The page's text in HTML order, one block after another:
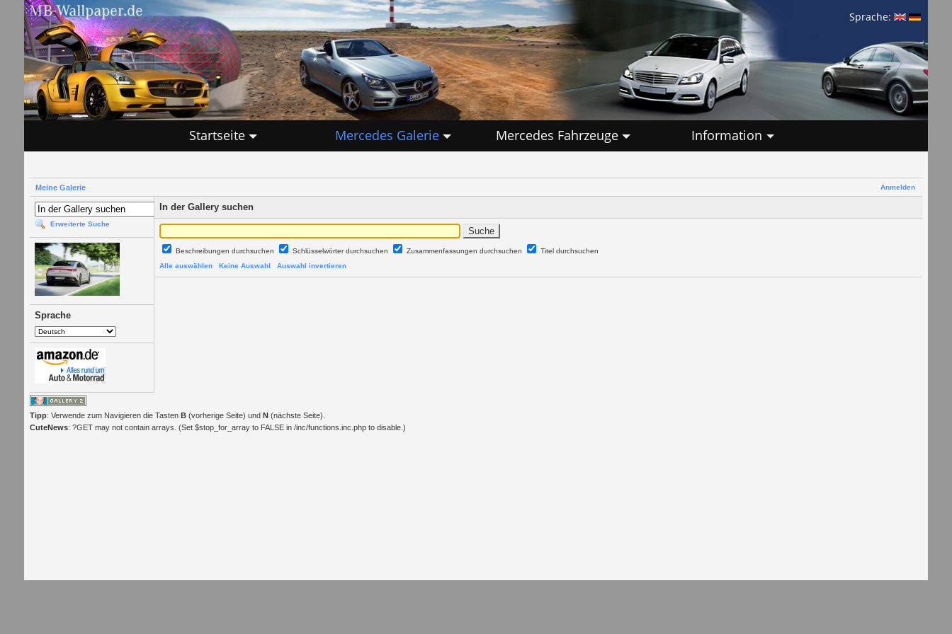
Sprache:
Startseite Mercedes Galerie Mercedes Fahrzeuge Information
Anmelden
Meine Galerie
Erweiterte Suche
Sprache
In der Gallery suchen
Beschreibungen durchsuchen Schlüsselwörter durchsuchen Zusammenfassungen durchsuchen
Titel durchsuchen
Alle auswählen
Keine Auswahl Auswahl invertieren
Tipp: Verwende zum Navigieren die Tasten B(vorherige Seite) und N(nächste Seite).
CuteNews: ?GET may not contain arrays. (Set $stop_for_array to FALSE in /inc/functions.inc.php to disable.)